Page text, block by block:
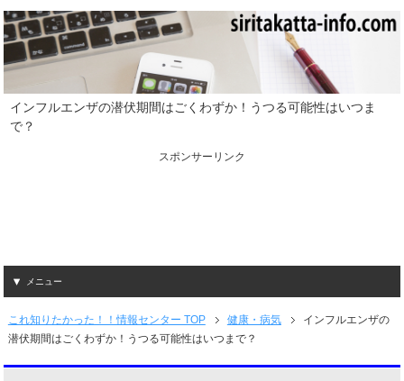
インフルエンザの潜伏期間はごくわずか！うつる可能性はいつま
で？
スポンサーリンク
メニュー
これ知りたかった！！情報センター TOP 健康・病気
インフルエンザの
潜伏期間はごくわずか！うつる可能性はいつまで？